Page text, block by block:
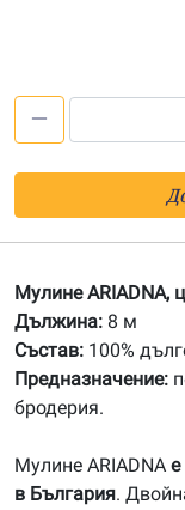
Мулине
АRIADNA
Мулине ARIADNA,
Дължина: 8 м
Състав: 100%
Предназначение:
бродерия.
Мулине ARIADNA е
в България.